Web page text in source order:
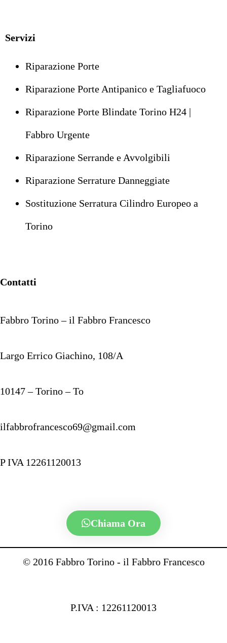
Servizi
Riparazione Porte
Riparazione Porte Antipanico e Tagliafuoco
Riparazione Porte Blindate Torino H24 |
Fabbro Urgente
Riparazione Serrande e Avvolgibili
Riparazione Serrature Danneggiate
Sostituzione Serratura Cilindro Europeo a
Torino
Contatti
Fabbro Torino – il Fabbro Francesco
Largo Errico Giachino, 108/A
10147 – Torino – To
ilfabbrofrancesco69@gmail.com
P IVA 12261120013
Chiama Ora
© 2016 Fabbro Torino - il Fabbro Francesco
P.IVA : 12261120013